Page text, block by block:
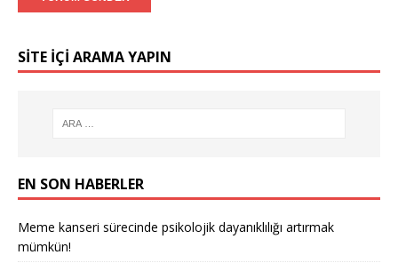
SITE IÇI ARAMA YAPIN
EN SON HABERLER
Meme kanseri sürecinde psikolojik dayanıklılığı artırmak
mümkün!